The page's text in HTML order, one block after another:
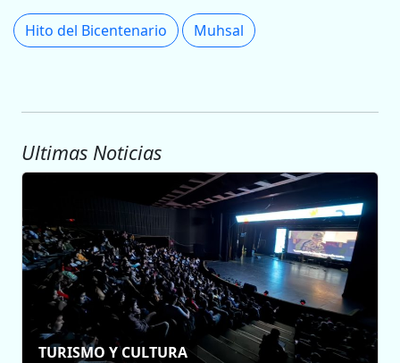
Hito del Bicentenario Muhsal
Ultimas Noticias
TURISMO Y CULTURA